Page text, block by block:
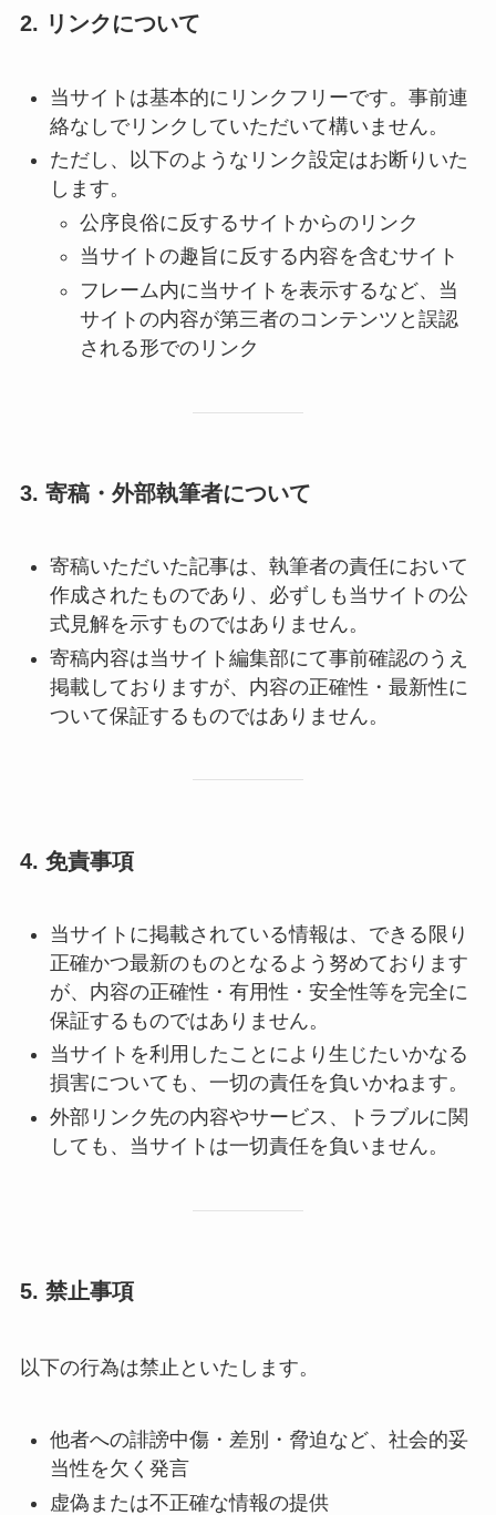
2. リンクについて
当サイトは基本的にリンクフリーです。事前連
絡なしでリンクしていただいて構いません。
ただし、以下のようなリンク設定はお断りいた
します。
公序良俗に反するサイトからのリンク
当サイトの趣旨に反する内容を含むサイト
フレーム内に当サイトを表示するなど、当
サイトの内容が第三者のコンテンツと誤認
される形でのリンク
3. 寄稿・外部執筆者について
寄稿いただいた記事は、執筆者の責任において
作成されたものであり、必ずしも当サイトの公
式見解を示すものではありません。
寄稿内容は当サイト編集部にて事前確認のうえ
掲載しておりますが、内容の正確性・最新性に
ついて保証するものではありません。
4. 免責事項
当サイトに掲載されている情報は、できる限り
正確かつ最新のものとなるよう努めております
が、内容の正確性・有用性・安全性等を完全に
保証するものではありません。
当サイトを利用したことにより生じたいかなる
損害についても、一切の責任を負いかねます。
外部リンク先の内容やサービス、トラブルに関
しても、当サイトは一切責任を負いません。
5. 禁止事項
以下の行為は禁止といたします。
他者への誹謗中傷・差別・脅迫など、社会的妥
当性を欠く発言
虚偽または不正確な情報の提供